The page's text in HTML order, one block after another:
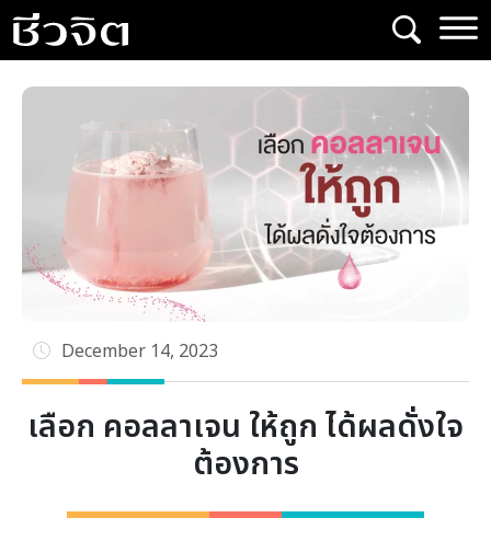
Skip
to
content
December 14, 2023
เลือก คอลลาเจน ให้ถูก ได้ผลดั่งใจ
ต้องการ